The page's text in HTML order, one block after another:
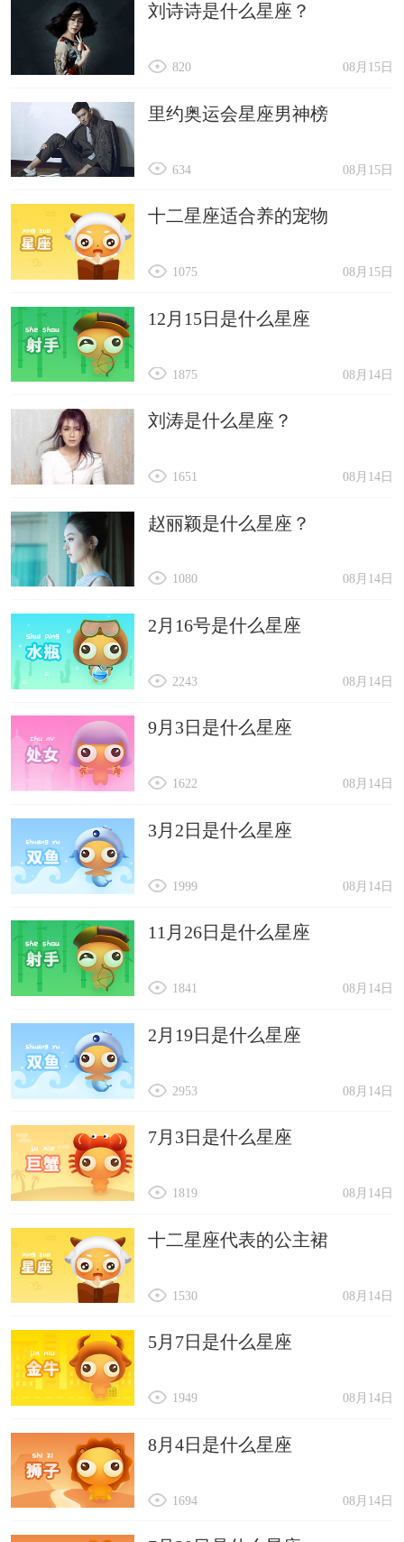
人在等你呢!
射手座
摩羯座：让朋友来牵线搭桥，这样更靠谱。
水瓶座：找到目标以后，猛放电，加足马力，
不要让别人抢走了哦!
双鱼座：走出童话故事吧~找个合适的，对你
好的就行。
都说爱情其实不需要时间，而是需要知心，浪
漫也不需要永远，温暖才需要，那么在这边祝有对
象的长长久久，没对象的也早日脱单。
星座乐原创文章，转载需注明出处
刘诗诗是什么星座？
08月15日
820
里约奥运会星座男神榜
08月15日
634
十二星座适合养的宠物
08月15日
1075
12月15日是什么星座
08月14日
1875
刘涛是什么星座？
08月14日
1651
赵丽颖是什么星座？
08月14日
1080
2月16号是什么星座
08月14日
2243
9月3日是什么星座
08月14日
1622
3月2日是什么星座
08月14日
1999
11月26日是什么星座
08月14日
1841
2月19日是什么星座
08月14日
2953
7月3日是什么星座
08月14日
1819
十二星座代表的公主裙
08月14日
1530
5月7日是什么星座
08月14日
1949
8月4日是什么星座
08月14日
1694